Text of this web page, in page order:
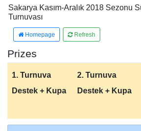
Sakarya Kasım-Aralık 2018 Sezonu
Turnuvası
Homepage Refresh
Prizes
1. Turnuva
Destek + Kupa
2. Turnuva
Destek + Kupa